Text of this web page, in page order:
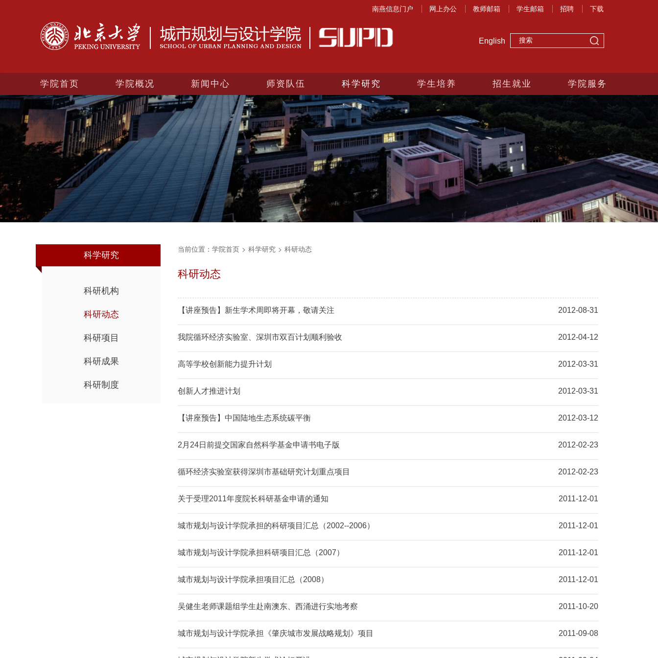
南燕信息门户 网上办公 教师邮箱 学生邮箱 招聘 下载
English
学院首页 学院概况 新闻中心 师资队伍 科学研究 学生培养 招生就业 学院服务
科学研究
科研机构
科研动态
科研项目
科研成果
科研制度
当前位置： 学院首页 > 科学研究 > 科研动态
科研动态
【讲座预告】新生学术周即将开幕，敬请关注 2012-08-31
我院循环经济实验室、深圳市双百计划顺利验收 2012-04-12
高等学校创新能力提升计划 2012-03-31
创新人才推进计划 2012-03-31
【讲座预告】中国陆地生态系统碳平衡 2012-03-12
2月24日前提交国家自然科学基金申请书电子版 2012-02-23
循环经济实验室获得深圳市基础研究计划重点项目 2012-02-23
关于受理2011年度院长科研基金申请的通知 2011-12-01
城市规划与设计学院承担的科研项目汇总（2002--2006） 2011-12-01
城市规划与设计学院承担科研项目汇总（2007） 2011-12-01
城市规划与设计学院承担项目汇总（2008） 2011-12-01
吴健生老师课题组学生赴南澳东、西涌进行实地考察 2011-10-20
城市规划与设计学院承担《肇庆城市发展战略规划》项目 2011-09-08